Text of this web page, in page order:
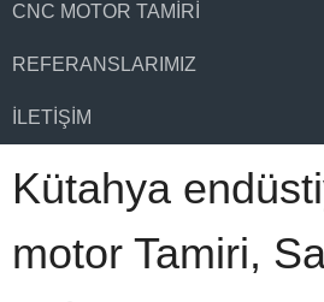
CNC MOTOR TAMIRI
REFERANSLARIMIZ
İLETIŞIM
Kütahya
motor Tamiri,